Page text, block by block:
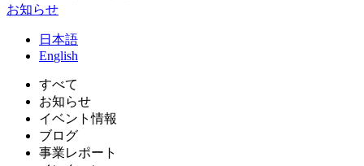
お知らせ
日 本語
English
すべて
お知らせ
イベント情報
ブログ
事業レポート